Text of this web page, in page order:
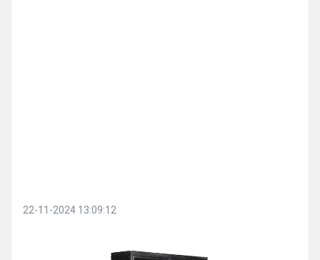
22-11-2024 13:09:12